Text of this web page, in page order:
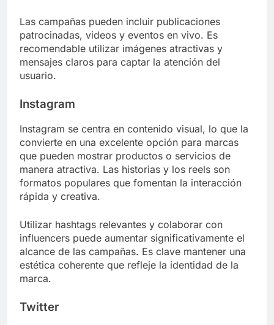
Las campañas pueden incluir publicaciones
patrocinadas, videos y eventos en vivo. Es
recomendable utilizar imágenes atractivas y
mensajes claros para captar la atención del
usuario.
Instagram
Instagram se centra en contenido visual, lo que la
convierte en una excelente opción para marcas
que pueden mostrar productos o servicios de
manera atractiva. Las historias y los reels son
formatos populares que fomentan la interacción
rápida y creativa.
Utilizar hashtags relevantes y colaborar con
influencers puede aumentar significativamente el
alcance de las campañas. Es clave mantener una
estética coherente que refleje la identidad de la
marca.
Twitter